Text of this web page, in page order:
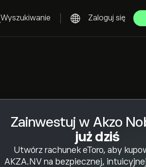
Wyszukiwanie Zaloguj się
Zainwestuj w Akzo
już dziś
Utwórz rachunek eToro, aby
AKZA.NV na bezpiecznej,